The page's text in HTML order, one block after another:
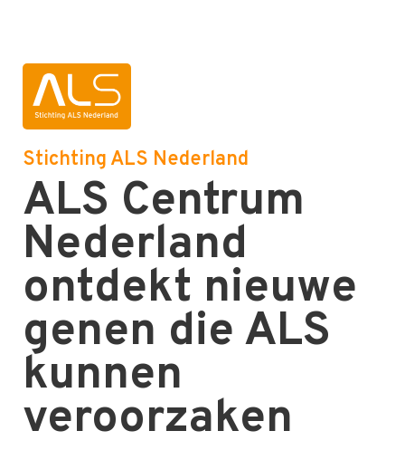
Stichting ALS Nederland
ALS Centrum
Nederland
ontdekt nieuwe
genen die ALS
kunnen
veroorzaken